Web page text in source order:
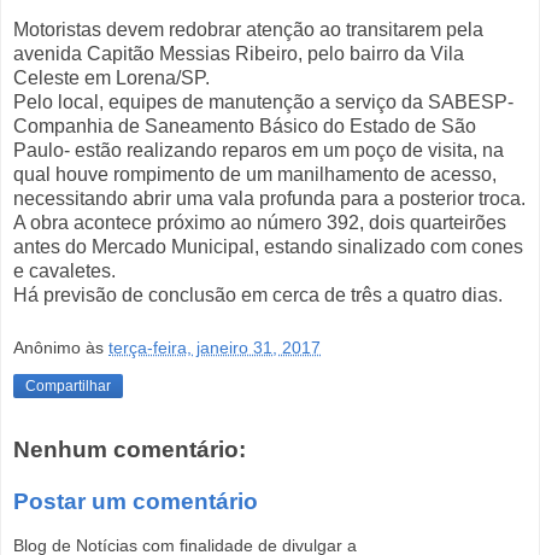
Motoristas devem redobrar atenção ao transitarem pela
avenida Capitão Messias Ribeiro, pelo bairro da Vila
Celeste em Lorena/SP.
Pelo local, equipes de manutenção a serviço da SABESP-
Companhia de Saneamento Básico do Estado de São
Paulo- estão realizando reparos em um poço de visita, na
qual houve rompimento de um manilhamento de acesso,
necessitando abrir uma vala profunda para a posterior troca.
A obra acontece próximo ao número 392, dois quarteirões
antes do Mercado Municipal, estando sinalizado com cones
e cavaletes.
Há previsão de conclusão em cerca de três a quatro dias.
Anônimo às terça-feira, janeiro 31, 2017
Compartilhar
Nenhum comentário:
Postar um comentário
Blog de Notícias com finalidade de divulgar a